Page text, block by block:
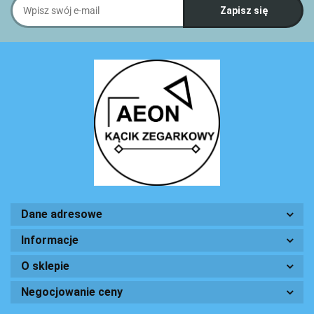
Dane adresowe
Informacje
O sklepie
Negocjowanie ceny